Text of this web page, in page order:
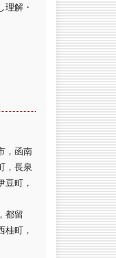
理解・
，函南
，長泉
豆町，
都留
桂町，